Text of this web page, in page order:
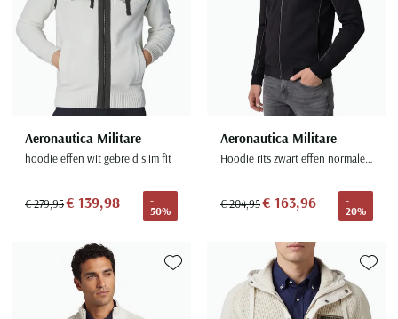
Aeronautica Militare
hoodie effen wit gebreid slim fit
€ 279,95€ 139,98
-
50%
Aeronautica Militare
Hoodie rits zwart effen normale fit
€ 204,95€ 163,96
-
20%
Toevoegen aan favorieten